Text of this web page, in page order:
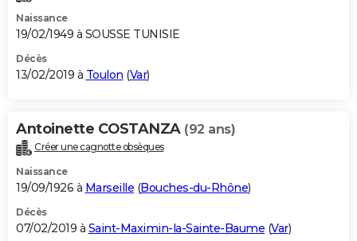
Naissance
19/02/1949 à SOUSSE TUNISIE
Décès
13/02/2019 à Toulon (Var)
Antoinette COSTANZA (92 ans)
Créer une cagnotte obsèques
Naissance
19/09/1926 à Marseille (Bouches-du-Rhône)
Décès
07/02/2019 à Saint-Maximin-la-Sainte-Baume (Var)